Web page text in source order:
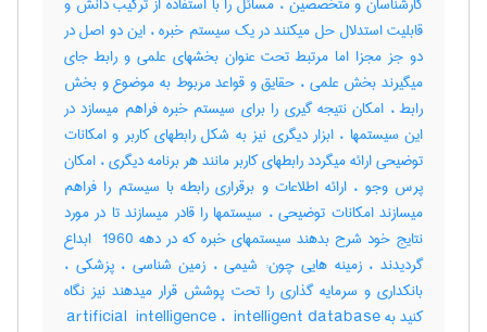
قابلیت استدلال حل میکنند در یک سیستم خبره ، این دو اصل در
دو جز مجزا اما مرتبط تحت عنوان بخشهای علمی و رابط جای
میگیرند بخش علمی ، حقایق و قواعد مربوط به موضوع و بخش
رابط ، امکان نتیجه گیری را برای سیستم خبره فراهم میسازد در
این سیستمها ، ابزار دیگری نیز به شکل رابطهای کاربر و امکانات
توضیحی ارائه میگردد رابطهای کاربر مانند هر برنامه دیگری ، امکان
پرس وجو ، ارائه اطلاعات و برقراری رابطه با سیستم را فراهم
میسازند امکانات توضیحی ، سیستمها را قادر میسازند تا در مورد
نتایج خود شرح بدهند سیستمهای خبره که در دهه ‎ 1960 ابداع
گردیدند ، زمینه هایی چون: شیمی ، زمین شناسی ، پزشکی ،
بانکداری و سرمایه گذاری را تحت پوشش قرار میدهند نیز نگاه
کنید به ‎artificial ‎ intelligence ، ‎ intelligent database